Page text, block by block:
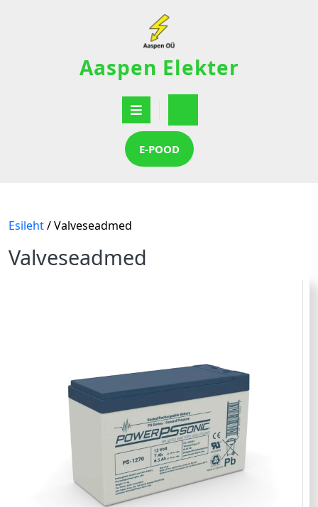
Aaspen Elekter
E-POOD
Esileht/ Valveseadmed
Valveseadmed